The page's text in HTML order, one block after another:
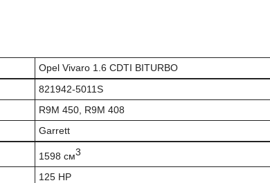
Opel Vivaro 1.6 CDTI BITURBO
821942-5011S
R9M 450, R9M 408
Garrett
1598 см3
125 HP